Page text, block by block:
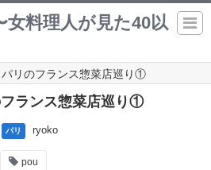
女料理人が見た40以
リのフランス惣菜店巡り①
ランス惣菜店巡り①
パリ ryoko
pou